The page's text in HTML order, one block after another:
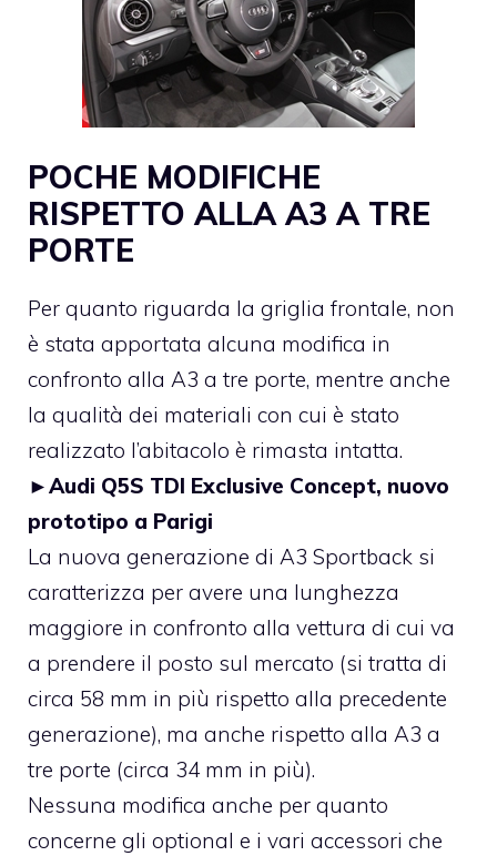
POCHE MODIFICHE
RISPETTO ALLA A3 A TRE
PORTE
Per quanto riguarda la griglia frontale, non
è stata apportata alcuna modifica in
confronto alla A3 a tre porte, mentre anche
la qualità dei materiali con cui è stato
realizzato l’abitacolo è rimasta intatta.
►Audi Q5S TDI Exclusive Concept, nuovo
prototipo a Parigi
La nuova generazione di A3 Sportback si
caratterizza per avere una lunghezza
maggiore in confronto alla vettura di cui va
a prendere il posto sul mercato (si tratta di
circa 58 mm in più rispetto alla precedente
generazione), ma anche rispetto alla A3 a
tre porte (circa 34 mm in più).
Nessuna modifica anche per quanto
concerne gli optional e i vari accessori che